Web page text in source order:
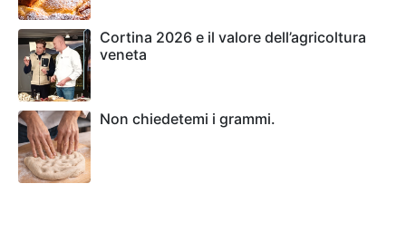
Cortina 2026 e il valore dell’agricoltura
veneta
Non chiedetemi i grammi.